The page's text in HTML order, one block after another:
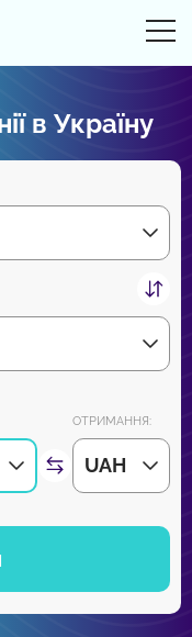
та iPhone:
в Україну
ОТРИМАННЯ:
UAH